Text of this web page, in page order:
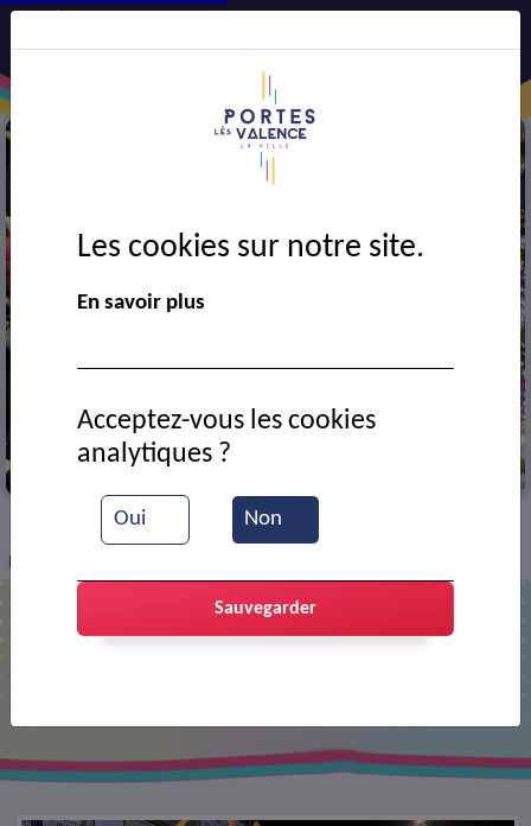
VIE MUNICIPALE > Ressources documentaires
Fêtes de mai 2025 : retour en images
Les cookies sur notre site.
En savoir plus
Oui Non
Acceptez-vous les cookies
analytiques ?
Sauvegarder